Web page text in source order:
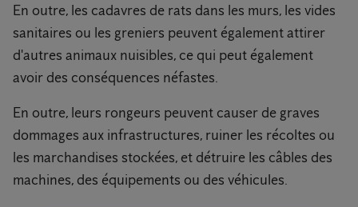
En outre, les cadavres de rats dans les murs, les vides
sanitaires ou les greniers peuvent également attirer
d'autres animaux nuisibles, ce qui peut également
avoir des conséquences néfastes.
En outre, leurs rongeurs peuvent causer de graves
dommages aux infrastructures, ruiner les récoltes ou
les marchandises stockées, et détruire les câbles des
machines, des équipements ou des véhicules.